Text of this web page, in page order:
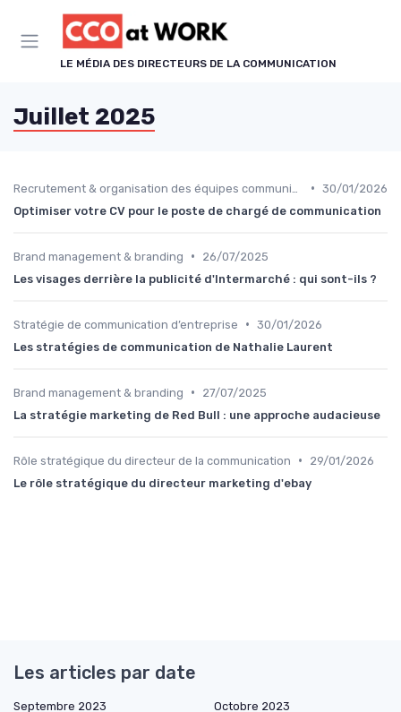
LE MÉDIA DES DIRECTEURS DE LA COMMUNICATION
Juillet 2025
• 30/01/2026
Optimiser votre CV pour le poste de chargé de communication
Brand management & branding •
26/07/2025
Les visages derrière la publicité d'Intermarché : qui sont-ils ?
Stratégie de communication d’entreprise • 30/01/2026
Les stratégies de communication de Nathalie Laurent
Brand management & branding •
27/07/2025
La stratégie marketing de Red Bull : une approche audacieuse
Rôle stratégique du directeur de la communication •
29/01/2026
Le rôle stratégique du directeur marketing d'ebay
Les articles par date
Septembre 2023
Octobre 2023
Panneau de gestion des cookies